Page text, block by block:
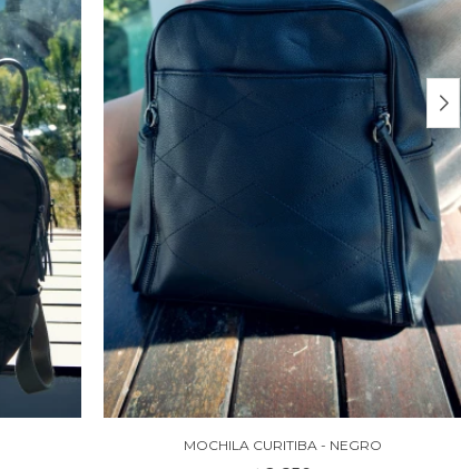
MOCHILA CURITIBA - NEGRO